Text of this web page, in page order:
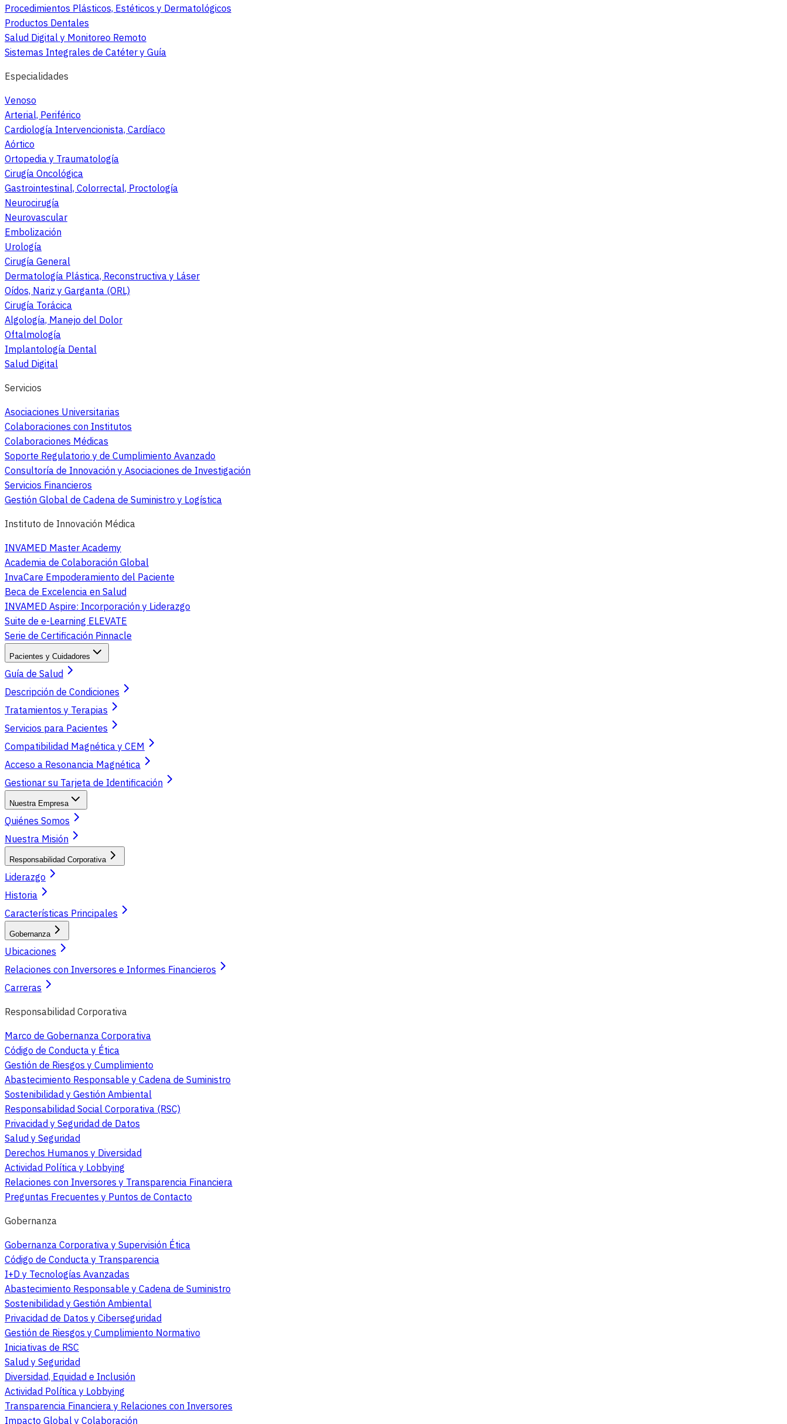
Procedimientos Plásticos, Estéticos y Dermatológicos
Productos Dentales
Salud Digital y Monitoreo Remoto
Sistemas Integrales de Catéter y Guía
Especialidades
Venoso
Arterial, Periférico
Cardiología Intervencionista, Cardíaco
Aórtico
Ortopedia y Traumatología
Cirugía Oncológica
Gastrointestinal, Colorrectal, Proctología
Neurocirugía
Neurovascular
Embolización
Urología
Cirugía General
Dermatología Plástica, Reconstructiva y Láser
Oídos, Nariz y Garganta (ORL)
Cirugía Torácica
Algología, Manejo del Dolor
Oftalmología
Implantología Dental
Salud Digital
Servicios
Asociaciones Universitarias
Colaboraciones con Institutos
Colaboraciones Médicas
Soporte Regulatorio y de Cumplimiento Avanzado
Consultoría de Innovación y Asociaciones de Investigación
Servicios Financieros
Gestión Global de Cadena de Suministro y Logística
Instituto de Innovación Médica
INVAMED Master Academy
Academia de Colaboración Global
InvaCare Empoderamiento del Paciente
Beca de Excelencia en Salud
INVAMED Aspire: Incorporación y Liderazgo
Suite de e-Learning ELEVATE
Serie de Certificación Pinnacle
Pacientes y Cuidadores
Guía de Salud
Descripción de Condiciones
Tratamientos y Terapias
Servicios para Pacientes
Compatibilidad Magnética y CEM
Acceso a Resonancia Magnética
Gestionar su Tarjeta de Identificación
Nuestra Empresa
Quiénes Somos
Nuestra Misión
Responsabilidad Corporativa
Liderazgo
Historia
Características Principales
Gobernanza
Ubicaciones
Relaciones con Inversores e Informes Financieros
Carreras
Responsabilidad Corporativa
Marco de Gobernanza Corporativa
Código de Conducta y Ética
Gestión de Riesgos y Cumplimiento
Abastecimiento Responsable y Cadena de Suministro
Sostenibilidad y Gestión Ambiental
Responsabilidad Social Corporativa (RSC)
Privacidad y Seguridad de Datos
Salud y Seguridad
Derechos Humanos y Diversidad
Actividad Política y Lobbying
Relaciones con Inversores y Transparencia Financiera
Preguntas Frecuentes y Puntos de Contacto
Gobernanza
Gobernanza Corporativa y Supervisión Ética
Código de Conducta y Transparencia
I+D y Tecnologías Avanzadas
Abastecimiento Responsable y Cadena de Suministro
Sostenibilidad y Gestión Ambiental
Privacidad de Datos y Ciberseguridad
Gestión de Riesgos y Cumplimiento Normativo
Iniciativas de RSC
Salud y Seguridad
Diversidad, Equidad e Inclusión
Actividad Política y Lobbying
Transparencia Financiera y Relaciones con Inversores
Impacto Global y Colaboración